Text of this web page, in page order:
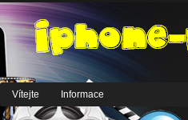
Vítejte Informace